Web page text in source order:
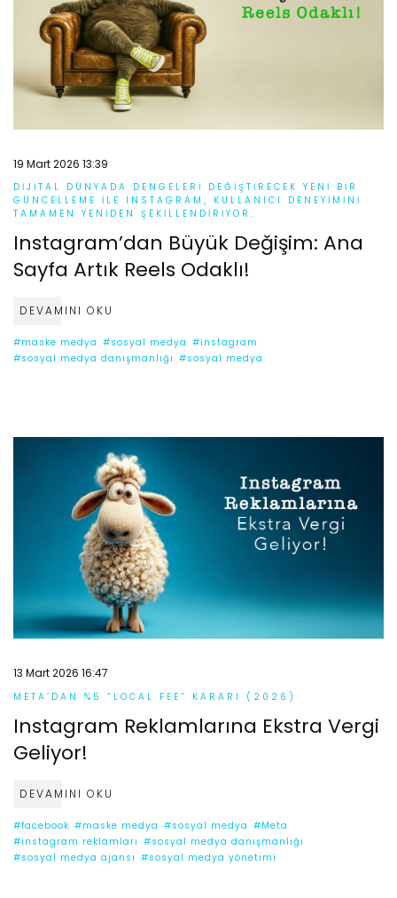
19 Mart 2026 13:39
DIJITAL DÜNYADA DENGELERI DEĞIŞTIRECEK YENI BIR
GÜNCELLEME ILE INSTAGRAM, KULLANICI DENEYIMINI
TAMAMEN YENIDEN ŞEKILLENDIRIYOR.
Instagram’dan Büyük Değişim: Ana
Sayfa Artık Reels Odaklı!
DEVAMINI OKU
#maske medya #sosyal medya #instagram
#sosyal medya danışmanlığı #sosyal medya
13 Mart 2026 16:47
META’DAN %5 “LOCAL FEE” KARARI (2026)
Instagram Reklamlarına Ekstra Vergi
Geliyor!
DEVAMINI OKU
#facebook #maske medya #sosyal medya #Meta
#instagram reklamları #sosyal medya danışmanlığı
#sosyal medya ajansı #sosyal medya yönetimi